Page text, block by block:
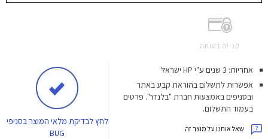
קנייה בטוחה
אחריות: 3 שנים ע"י HP ישראל
אפשרות לתשלום בהוראת קבע באתר
ובסניפים באמצעות חברת "בלנדר". פרטים
בעמוד התשלום.
שאל אותנו על מוצר זה
לחץלבדיקת מלאי המוצר בסניפי
BUG